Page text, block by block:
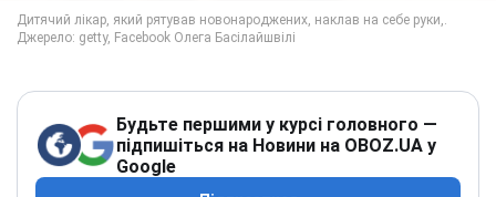
Будьте першими у курсі головного —
підпишіться на Новини на OBOZ.UA у
Google